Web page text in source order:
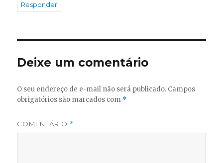
Responder
Deixe um comentário
O seu endereço de e-mail não será publicado. Campos
obrigatórios são marcados com *
COMENTÁRIO *